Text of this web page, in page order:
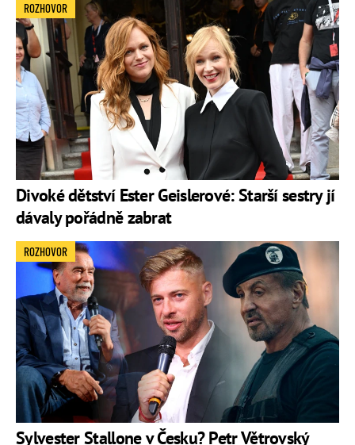
Divoké dětství Ester Geislerové: Starší sestry jí
dávaly pořádně zabrat
ROZHOVOR
Sylvester Stallone v Česku? Petr Větrovský
ROZHOVOR